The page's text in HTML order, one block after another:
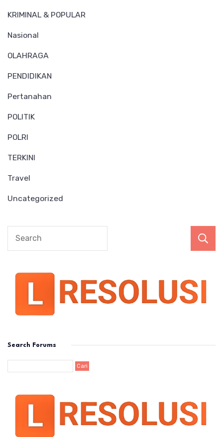
KRIMINAL & POPULAR
Nasional
OLAHRAGA
PENDIDIKAN
Pertanahan
POLITIK
POLRI
TERKINI
Travel
Uncategorized
Search Forums